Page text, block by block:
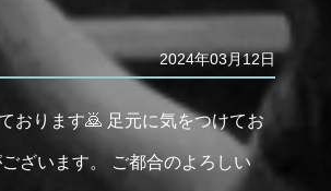
2024年03月12日
おります🙇 足元に気をつけてお
ざいます。 ご都合のよろしい